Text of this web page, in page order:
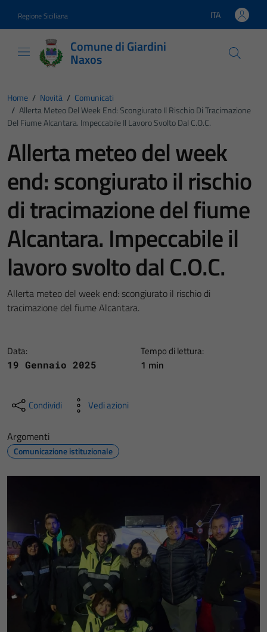
Regione Siciliana Lingua attiva:
ITA
Comune di Giardini
Naxos
Home / Novità / Comunicati
/ Allerta Meteo Del Week End: Scongiurato Il Rischio Di Tracimazione
Del Fiume Alcantara. Impeccabile Il Lavoro Svolto Dal C.O.C.
Allerta meteo del week
end: scongiurato il rischio
di tracimazione del fiume
Alcantara. Impeccabile il
lavoro svolto dal C.O.C.
Allerta meteo del week end: scongiurato il rischio di
tracimazione del fiume Alcantara.
Data:
19 Gennaio 2025
Tempo di lettura:
1 min
Condividi Vedi azioni
Argomenti
Comunicazione istituzionale